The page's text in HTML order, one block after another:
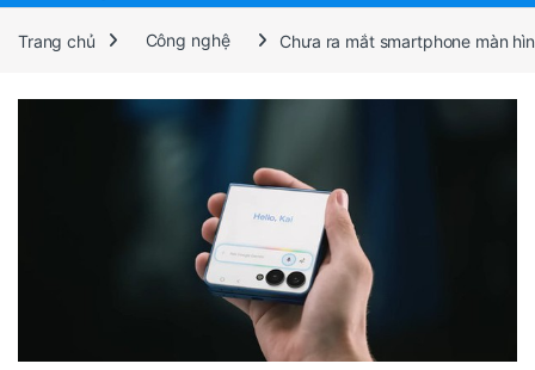
Trang chủ Công nghệ Chưa ra mắt smartphone màn